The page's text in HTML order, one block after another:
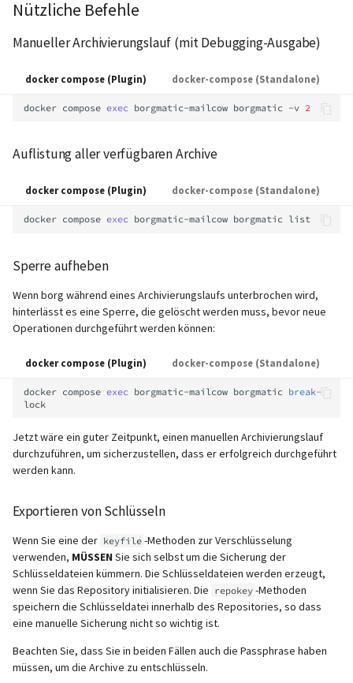
Nützliche Befehle
Manueller Archivierungslauf (mit Debugging-Ausgabe)
docker compose (Plugin) docker-compose (Standalone)
docker compose exec borgmatic-mailcow borgmatic -v 2
Auflistung aller verfügbaren Archive
docker compose (Plugin) docker-compose (Standalone)
docker compose exec borgmatic-mailcow borgmatic
Sperre aufheben
Wenn borg während eines Archivierungslaufs unterbrochen wird,
hinterlässt es eine Sperre, die gelöscht werden muss, bevor neue
Operationen durchgeführt werden können:
docker compose (Plugin) docker-compose (Standalone)
docker compose exec borgmatic-mailcow borgmatic break-
Jetzt wäre ein guter Zeitpunkt, einen manuellen Archivierungslauf
durchzuführen, um sicherzustellen, dass er erfolgreich durchgeführt
werden kann.
Exportieren von Schlüsseln
Wenn Sie eine der keyfile -Methoden zur Verschlüsselung
verwenden, MÜSSEN Sie sich selbst um die Sicherung der
Schlüsseldateien kümmern. Die Schlüsseldateien werden erzeugt,
wenn Sie das Repository initialisieren. Die repokey -Methoden
speichern die Schlüsseldatei innerhalb des Repositories, so dass
eine manuelle Sicherung nicht so wichtig ist.
Beachten Sie, dass Sie in beiden Fällen auch die Passphrase haben
müssen, um die Archive zu entschlüsseln.